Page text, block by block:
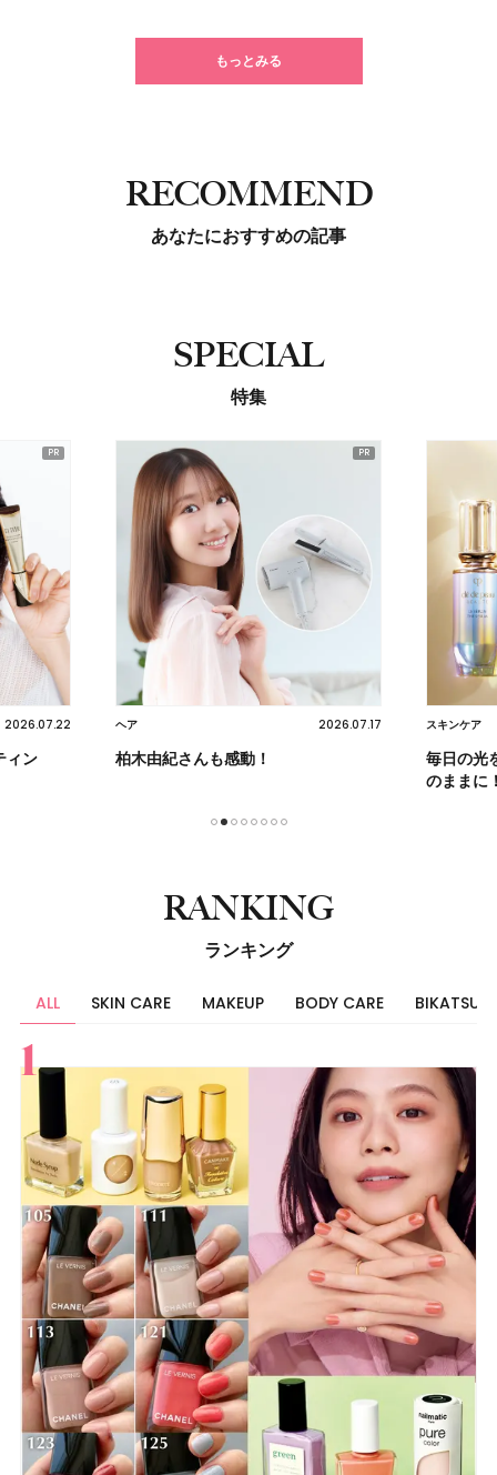
もっとみる
RECOMMEND
あなたにおすすめの記事
SPECIAL
特集
2026.07.17 スキンケア 2026.07.22
毎日の光を紡ぐケアで未来の肌を思い
スキンケア
【プレゼ
光を味方
RANKING
ランキング
ALL SKIN CARE MAKEUP BODY CARE BIKATSU
すべて
スキンケア
メイク
ボディケア
美活
ヘア
ライフスタイル
ビューティーズ